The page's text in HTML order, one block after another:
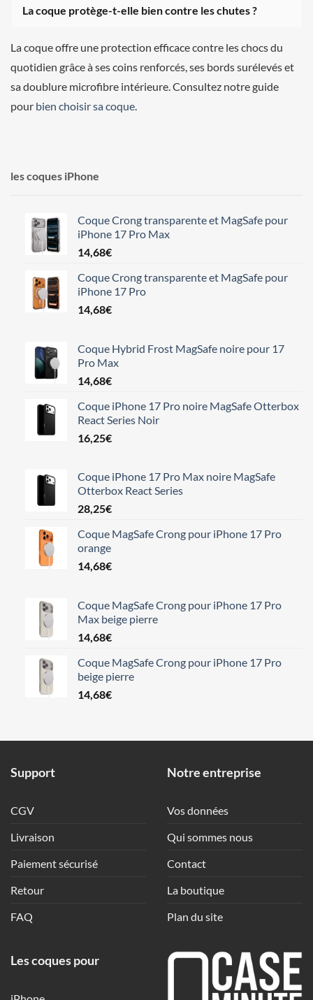
La coque protège-t-elle bien contre les chutes ?
La coque offre une protection efficace contre les chocs du
quotidien grâce à ses coins renforcés, ses bords surélevés et
sa doublure microfibre intérieure. Consultez notre guide
pour bien choisir sa coque
les coques iPhone
Coque Crong transparente et MagSafe pour
iPhone 17 Pro Max
14,68€
Coque Crong transparente et MagSafe pour
iPhone 17 Pro
14,68€
Coque Hybrid Frost MagSafe noire pour 17
Pro Max
14,68€
Coque iPhone 17 Pro noire MagSafe Otterbox
React Series Noir
16,25€
Coque iPhone 17 Pro Max noire MagSafe
Otterbox React Series
28,25€
Coque MagSafe Crong pour iPhone 17 Pro
orange
14,68€
Coque MagSafe Crong pour iPhone 17 Pro
Max beige pierre
14,68€
Coque MagSafe Crong pour iPhone 17 Pro
beige pierre
14,68€
Support
CGV
Livraison
Paiement sécurisé
Retour
FAQ
Notre entreprise
Vos données
Qui sommes nous
Contact
La boutique
Plan du site
Les coques pour